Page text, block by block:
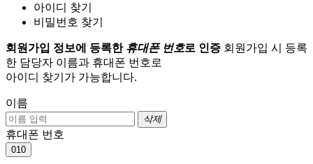
아이디 찾기
비밀번호 찾기
회원가입 정보에 등록한 휴대폰 번호로 인증 회원가입 시 등록
한 담당자 이름과 휴대폰 번호로
아이디 찾기가 가능합니다.
이름
삭제
휴대폰 번호
010